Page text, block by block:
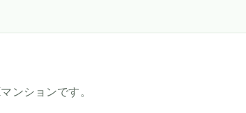
ンションです。